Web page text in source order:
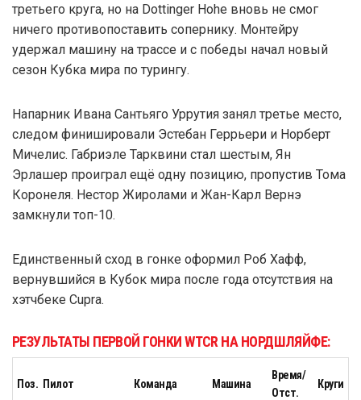
третьего круга, но на Dottinger Hohe вновь не смог
ничего противопоставить сопернику. Монтейру
удержал машину на трассе и с победы начал новый
сезон Кубка мира по турингу.
Напарник Ивана Сантьяго Уррутия занял третье место,
следом финишировали Эстебан Геррьери и Норберт
Мичелис. Габриэле Тарквини стал шестым, Ян
Эрлашер проиграл ещё одну позицию, пропустив Тома
Коронеля. Нестор Жиролами и Жан-Карл Вернэ
замкнули топ-10.
Единственный сход в гонке оформил Роб Хафф,
вернувшийся в Кубок мира после года отсутствия на
хэтчбеке Cupra.
РЕЗУЛЬТАТЫ ПЕРВОЙ ГОНКИ WTCR НА НОРДШЛЯЙФЕ:
Поз. Пилот Команда Машина
Время/
Отст.
Круги